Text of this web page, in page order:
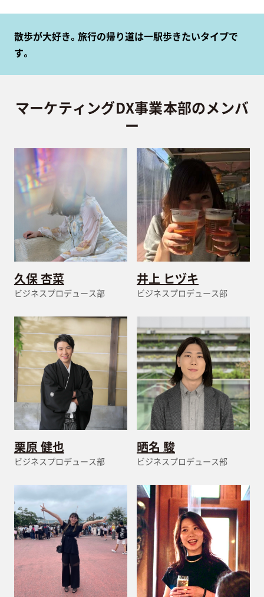
散歩が大好き。旅行の帰り道は一駅歩きたいタイプで
す。
マーケティングDX事業本部のメンバ
ー
久保 杏菜
ビジネスプロデュース部
井上 ヒヅキ
ビジネスプロデュース部
栗原 健也
ビジネスプロデュース部
晒名 駿
ビジネスプロデュース部